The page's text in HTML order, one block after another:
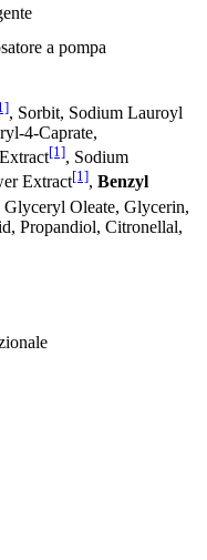
a pompa
, Sorbit, Sodium Lauroyl
4-Caprate,
[1], Sodium
Extract[1], Benzyl
Oleate, Glycerin,
Propandiol, Citronellal,